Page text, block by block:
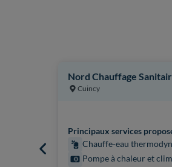
Nord Chauffage
Cuincy
Principaux services
Chauffe-eau
Pompe à chaleur et